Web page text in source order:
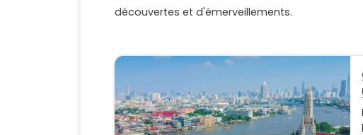
découvertes et d'émerveillements.